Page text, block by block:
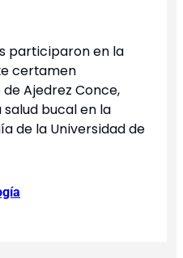
participaron en la
certamen
Ajedrez Conce,
bucal en la
de la Universidad de